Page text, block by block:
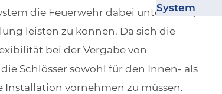
System
die Feuerwehr dabei unterstützt,
leisten zu können. Da sich die
bei der Vergabe von
Schlösser sowohl für den Innen- als
vornehmen zu müssen.